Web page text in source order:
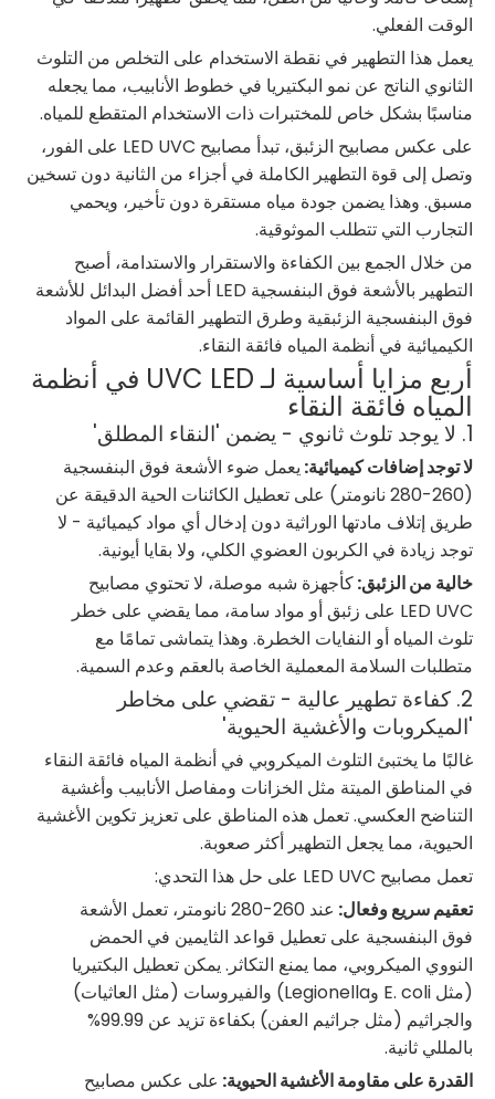
الوقت الفعلي.
يعمل هذا التطهير في نقطة الاستخدام على التخلص من التلوث
الثانوي الناتج عن نمو البكتيريا في خطوط الأنابيب، مما يجعله
مناسبًا بشكل خاص للمختبرات ذات الاستخدام المتقطع للمياه.
على عكس مصابيح الزئبق، تبدأ مصابيح LED UVC على الفور،
وتصل إلى قوة التطهير الكاملة في أجزاء من الثانية دون تسخين
مسبق. وهذا يضمن جودة مياه مستقرة دون تأخير، ويحمي
التجارب التي تتطلب الموثوقية.
من خلال الجمع بين الكفاءة والاستقرار والاستدامة، أصبح
التطهير بالأشعة فوق البنفسجية LED أحد أفضل البدائل للأشعة
فوق البنفسجية الزئبقية وطرق التطهير القائمة على المواد
الكيميائية في أنظمة المياه فائقة النقاء.
أربع مزايا أساسية لـ UVC LED في أنظمة
المياه فائقة النقاء
1. لا يوجد تلوث ثانوي - يضمن 'النقاء المطلق'
لا توجد إضافات كيميائية:يعمل ضوء الأشعة فوق البنفسجية
(260-280 نانومتر) على تعطيل الكائنات الحية الدقيقة عن
طريق إتلاف مادتها الوراثية دون إدخال أي مواد كيميائية - لا
توجد زيادة في الكربون العضوي الكلي، ولا بقايا أيونية.
خالية من الزئبق:كأجهزة شبه موصلة، لا تحتوي مصابيح
LED UVC على زئبق أو مواد سامة، مما يقضي على خطر
تلوث المياه أو النفايات الخطرة. وهذا يتماشى تمامًا مع
متطلبات السلامة المعملية الخاصة بالعقم وعدم السمية.
2. كفاءة تطهير عالية - تقضي على مخاطر
'الميكروبات والأغشية الحيوية'
غالبًا ما يختبئ التلوث الميكروبي في أنظمة المياه فائقة النقاء
في المناطق الميتة مثل الخزانات ومفاصل الأنابيب وأغشية
التناضح العكسي. تعمل هذه المناطق على تعزيز تكوين الأغشية
الحيوية، مما يجعل التطهير أكثر صعوبة.
تعمل مصابيح LED UVC على حل هذا التحدي:
تعقيم سريع وفعال:
عند 260-280 نانومتر، تعمل الأشعة
فوق البنفسجية على تعطيل قواعد الثايمين في الحمض
النووي الميكروبي، مما يمنع التكاثر. يمكن تعطيل البكتيريا
(مثل E. coli وLegionella) والفيروسات (مثل العاثيات)
والجراثيم (مثل جراثيم العفن) بكفاءة تزيد عن 99.99%
بالمللي ثانية.
القدرة على مقاومة الأغشية الحيوية: على عكس مصابيح